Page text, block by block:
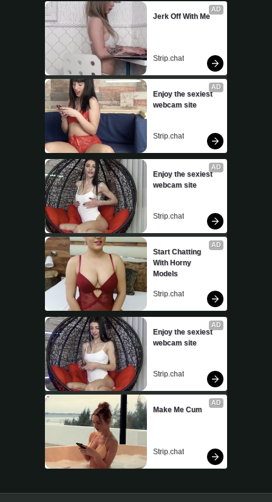
AD
Jerk Off With Me
Strip.chat
AD
Enjoy the sexiest
webcam site
Strip.chat
AD
Enjoy the sexiest
webcam site
Strip.chat
AD
Start Chatting
With Horny
Models
Strip.chat
AD
Enjoy the sexiest
webcam site
Strip.chat
AD
Make Me Cum
Strip.chat